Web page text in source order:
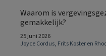
Waarom is
gemakkelijk?
25 juni 2026
Joyce Cordus, Frits Koster en